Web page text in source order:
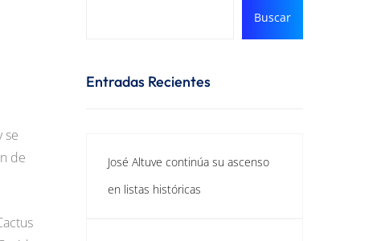
se
de
Buscar
Entradas Recientes
José Altuve continúa su ascenso
en listas históricas